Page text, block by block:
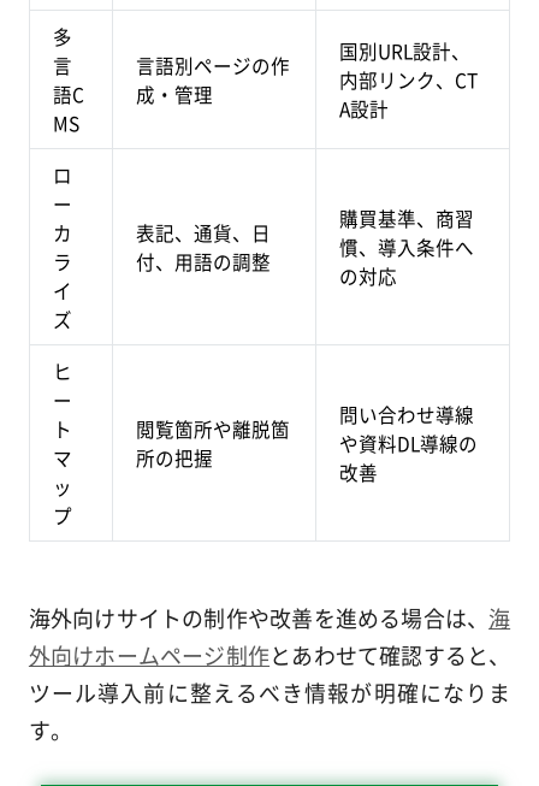
多
言
語C
MS
言語別ページの作
成・管理
国別URL設計、
内部リンク、CT
A設計
ロ
ー
カ
ラ
イ
ズ
表記、通貨、日
付、用語の調整
購買基準、商習
慣、導入条件へ
の対応
ヒ
ー
ト
マ
ッ
プ
閲覧箇所や離脱箇
所の把握
問い合わせ導線
や資料DL導線の
改善
海外向けサイトの制作や改善を進める場合は、 海
外向けホームページ制作とあわせて確認すると、
ツール導入前に整えるべき情報が明確になりま
す。